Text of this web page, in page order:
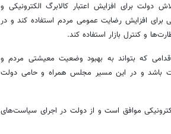
دولت برای افزایش اعتبار کالابرگ الکترونیکی و
برای افزایش رضایت عمومی مردم استفاده کند و در
و کنترل بازار استفاده کند.
که بتواند به بهبود وضعیت معیشتی مردم و
باشد و در این مسیر مجلس همراه و حامی دولت
موافق است و از دولت در اجرای سیاست‌های